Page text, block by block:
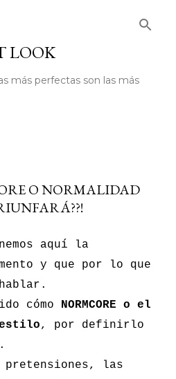
LOOK
más perfectas son las más
O NORMALIDAD
aquí la
y que por lo que
cómo NORMCORE
o el
, por definirlo
pretensiones, las